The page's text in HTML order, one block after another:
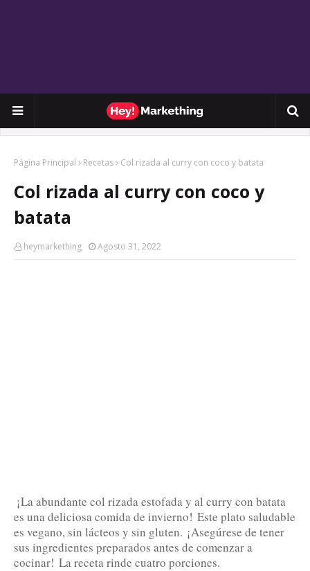
Página Principal Recetas Col rizada al curry con coco y batata
Col rizada al curry con coco y
batata
heymarkething Agosto 31, 2022
¡La abundante col rizada estofada y al curry con batata
es una deliciosa comida de invierno! Este plato saludable
es vegano, sin lácteos y sin gluten. ¡Asegúrese de tener
sus ingredientes preparados antes de comenzar a
cocinar! La receta rinde cuatro porciones.